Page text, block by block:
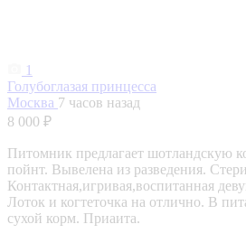
1
Голубоглазая принцесса
Москва 7 часов назад
8 000 ₽
Питомник предлагает шотландскую
пойнт. Вывелена из разведения.
Контактная,игривая,воспитанная
Лоток и когтеточка на отлично. В
сухой корм. Приаита.